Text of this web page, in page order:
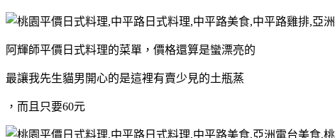
阿輝師平價日式料理的菜單，價格還算是蠻漂亮的
最讓我先生貓男開心的是這裡有賣少見的土瓶蒸
，而且只要60元